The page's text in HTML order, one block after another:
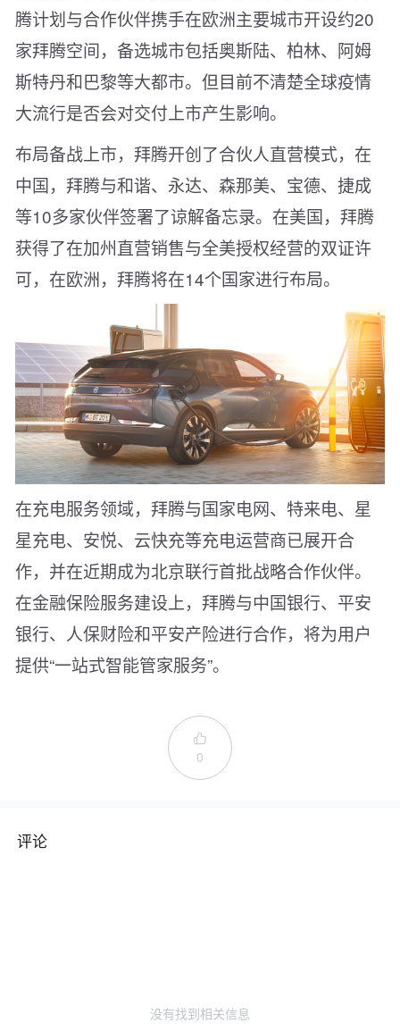
腾计划与合作伙伴携手在欧洲主要城市开设约20
家拜腾空间，备选城市包括奥斯陆、柏林、阿姆
斯特丹和巴黎等大都市。但目前不清楚全球疫情
大流行是否会对交付上市产生影响。
布局备战上市，拜腾开创了合伙人直营模式，在
中国，拜腾与和谐、永达、森那美、宝德、捷成
等10多家伙伴签署了谅解备忘录。在美国，拜腾
获得了在加州直营销售与全美授权经营的双证许
可，在欧洲，拜腾将在14个国家进行布局。
在充电服务领域，拜腾与国家电网、特来电、星
星充电、安悦、云快充等充电运营商已展开合
作，并在近期成为北京联行首批战略合作伙伴。
在金融保险服务建设上，拜腾与中国银行、平安
银行、人保财险和平安产险进行合作，将为用户
提供“一站式智能管家服务”。

0
评论
没有找到相关信息